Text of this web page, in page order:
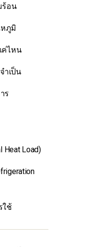
ร้อน
ภูมิ
ค่ไหน
ำเป็น
ร
Load)
ใช้